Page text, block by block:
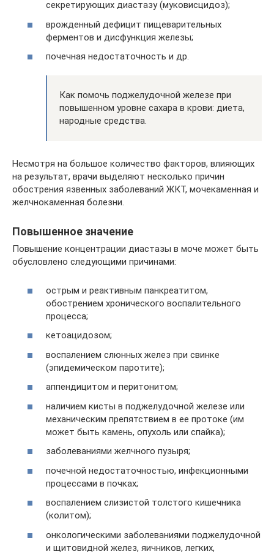
секретирующих диастазу (муковисцидоз);
врожденный дефицит пищеварительных
ферментов и дисфункция железы;
почечная недостаточность и др.
Как помочь поджелудочной железе при
повышенном уровне сахара в крови: диета,
народные средства.
Несмотря на большое количество факторов, влияющих
на результат, врачи выделяют несколько причин
обострения язвенных заболеваний ЖКТ, мочекаменная и
желчнокаменная болезни.
Повышенное значение
Повышение концентрации диастазы в моче может быть
обусловлено следующими причинами:
острым и реактивным панкреатитом,
обострением хронического воспалительного
процесса;
кетоацидозом;
воспалением слюнных желез при свинке
(эпидемическом паротите);
аппендицитом и перитонитом;
наличием кисты в поджелудочной железе или
механическим препятствием в ее протоке (им
может быть камень, опухоль или спайка);
заболеваниями желчного пузыря;
почечной недостаточностью, инфекционными
процессами в почках;
воспалением слизистой толстого кишечника
(колитом);
онкологическими заболеваниями поджелудочной
и щитовидной желез, яичников, легких,